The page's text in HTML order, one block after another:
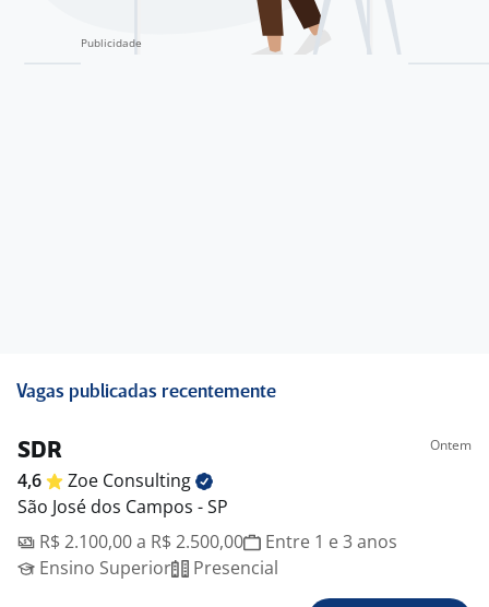
Vagas publicadas recentemente
SDR Ontem
4,6 Zoe Consulting
São José dos Campos - SP
R$ 2.100,00 a R$ 2.500,00
Entre 1 e 3 anos
Ensino Superior
Presencial